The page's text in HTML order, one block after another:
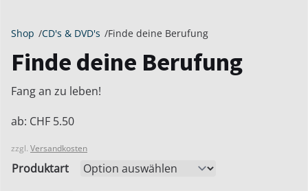
Shop /CD's & DVD's /Finde deine Berufung
Finde deine Berufung
Fang an zu leben!
ab: CHF 5.50
zzgl. Versandkosten
Produktart